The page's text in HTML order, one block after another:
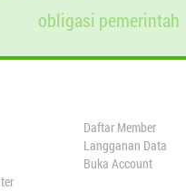
obligasi pemerintah
Daftar Member
Langganan Data
Buka Account